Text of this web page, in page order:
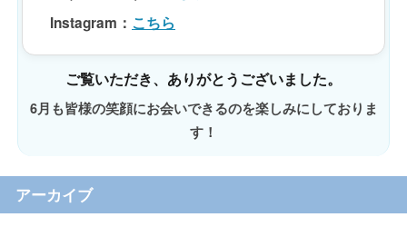
Instagram ： こちら
ご覧いただき、ありがとうございました。
6月も皆様の笑顔にお会いできるのを楽しみにしておりま
す！
アーカイブ